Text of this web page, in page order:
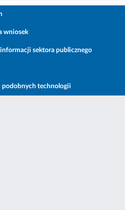
wniosek
sektora publicznego
podobnych technologii